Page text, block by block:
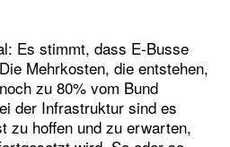
Es stimmt, dass E-Busse
Mehrkosten, die entstehen,
zu 80% vom Bund
der Infrastruktur sind es
zu hoffen und zu erwarten,